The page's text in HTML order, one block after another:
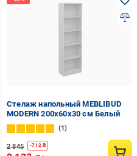
Стелаж напольный MEBLIBUD
MODERN 200х60х30 см Белый
1
2 845 -712₴